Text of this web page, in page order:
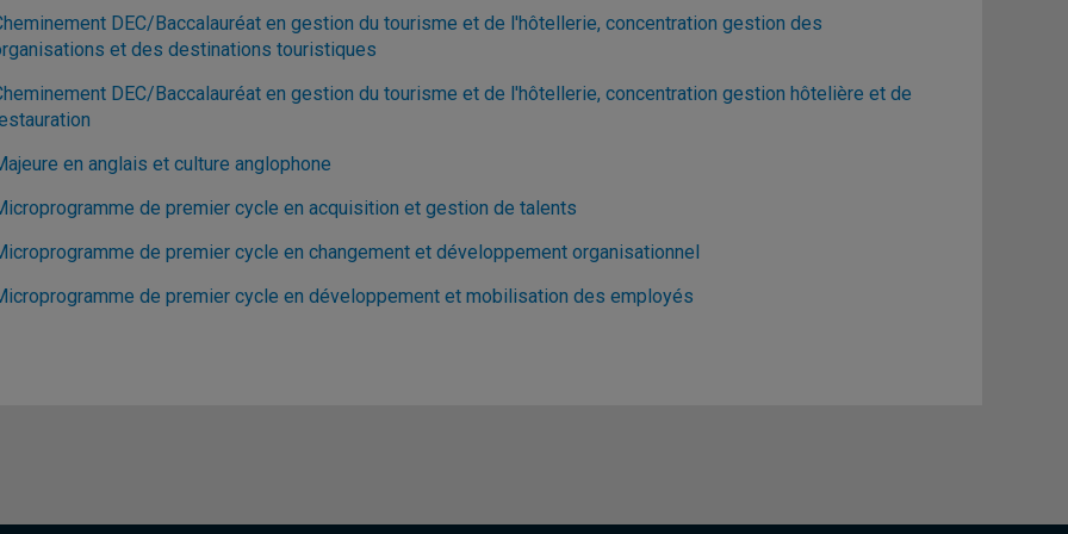
DEC/Baccalauréat en gestion du tourisme et de l'hôtellerie, concentration gestion des
et des destinations touristiques
DEC/Baccalauréat en gestion du tourisme et de l'hôtellerie, concentration gestion hôtelière et de
en anglais et culture anglophone
de premier cycle en acquisition et gestion de talents
de premier cycle en changement et développement organisationnel
de premier cycle en développement et mobilisation des employés